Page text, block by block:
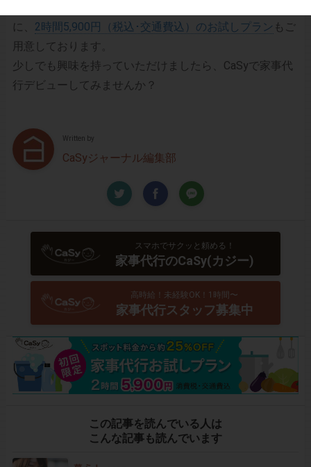
に、 2時間5,900円（税込･交通費込）のお試しプラン もご
用意しております。
少しでも興味を持っていただけましたら、CaSyで家事代
行デビューしてみませんか？
Written by
CaSyジャーナル編集部
スマホでサクッと頼める！
家事代行のCaSy(カジー)
高時給！未経験OK！1時間〜
家事代行スタッフ募集中
この記事を読んでいる人は
こんな記事も読んでいます